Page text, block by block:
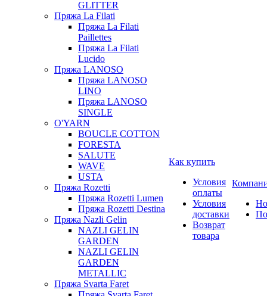
GLITTER
Пряжа La Filati
Пряжа La Filati
Paillettes
Пряжа La Filati
Lucido
Пряжа LANOSO
Пряжа LANOSO
LINO
Пряжа LANOSO
SINGLE
O'YARN
BOUCLE COTTON
FORESTA
SALUTE
WAVE
USTA
Пряжа Rozetti
Пряжа Rozetti Lumen
Пряжа Rozetti Destina
Пряжа Nazli Gelin
NAZLI GELIN
GARDEN
NAZLI GELIN
GARDEN
METALLIC
Пряжа Svarta Faret
Как купить
Условия
оплаты
Условия
доставки
Возврат
товара